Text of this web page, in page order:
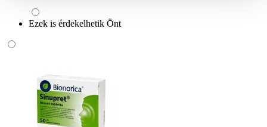
Ezek is érdekelhetik Önt